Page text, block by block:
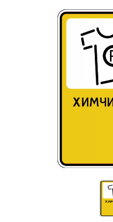
Знаки
Светодиодные
Дорожные знаки с
Заградительные
Крепления для
Переносные опоры